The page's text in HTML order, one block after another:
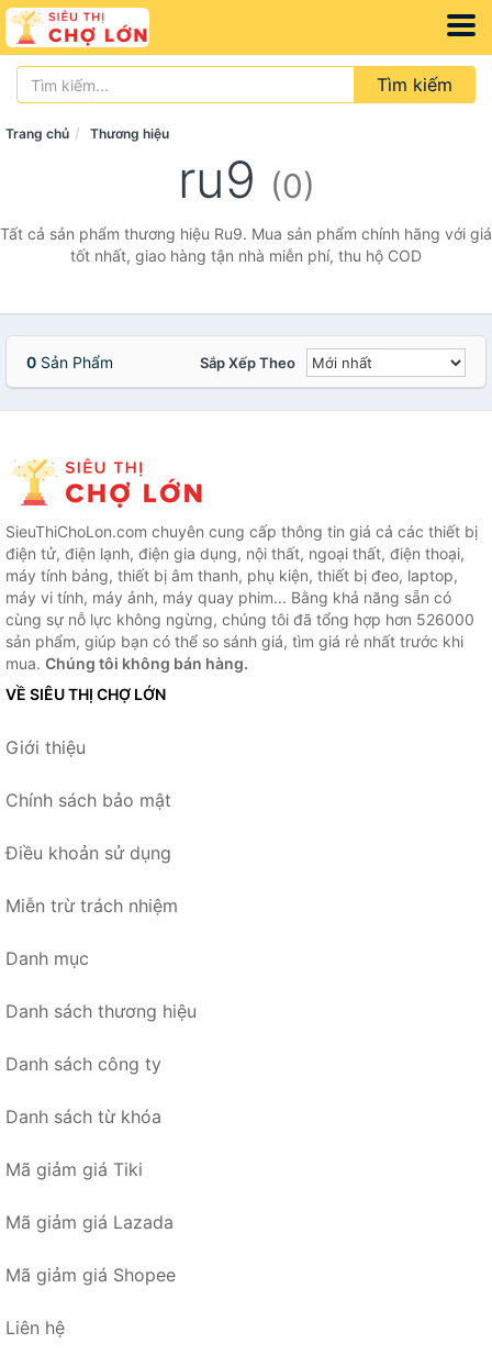
Tìm kiếm
Trang chủ Thương hiệu
ru9 (0)
Tất cả sản phẩm thương hiệu Ru9. Mua sản phẩm chính hãng với giá
tốt nhất, giao hàng tận nhà miễn phí, thu hộ COD
0 Sản Phẩm Sắp Xếp Theo
SieuThiChoLon.com chuyên cung cấp thông tin giá cả các thiết bị
điện tử, điện lạnh, điện gia dụng, nội thất, ngoại thất, điện thoại,
máy tính bảng, thiết bị âm thanh, phụ kiện, thiết bị đeo, laptop,
máy vi tính, máy ảnh, máy quay phim... Bằng khả năng sẵn có
cùng sự nỗ lực không ngừng, chúng tôi đã tổng hợp hơn 526000
sản phẩm, giúp bạn có thể so sánh giá, tìm giá rẻ nhất trước khi
mua. Chúng tôi không bán hàng.
VỀ SIÊU THỊ CHỢ LỚN
Giới thiệu
Chính sách bảo mật
Điều khoản sử dụng
Miễn trừ trách nhiệm
Danh mục
Danh sách thương hiệu
Danh sách công ty
Danh sách từ khóa
Mã giảm giá Tiki
Mã giảm giá Lazada
Mã giảm giá Shopee
Liên hệ